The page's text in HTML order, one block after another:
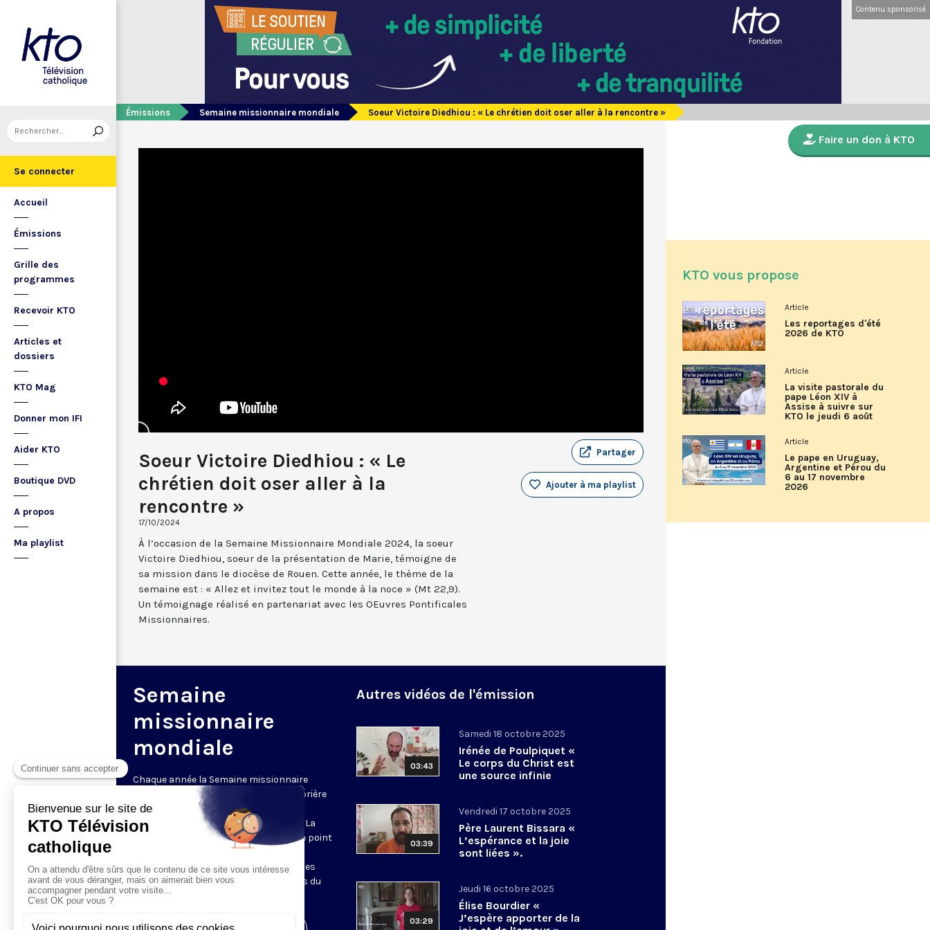
Se connecter
Accueil
Émissions
Grille des
programmes
Recevoir KTO
Articles et
dossiers
KTO Mag
Donner mon IFI
Aider KTO
Boutique DVD
A propos
Ma playlist
Contenu sponsorisé
Émissions Semaine missionnaire mondiale Soeur Victoire Diedhiou : « Le chrétien doit oser aller à la rencontre »
Soeur Victoire Diedhiou : « Le
chrétien doit oser aller à la
rencontre »
17/10/2024
Partager
Ajouter à ma playlist
À l’occasion de la Semaine Missionnaire Mondiale 2024, la soeur
Victoire Diedhiou, soeur de la présentation de Marie, témoigne de
sa mission dans le diocèse de Rouen. Cette année, le thème de la
semaine est : « Allez et invitez tout le monde à la noce » (Mt 22,9).
Un témoignage réalisé en partenariat avec les OEuvres Pontificales
Missionnaires.
Semaine
missionnaire
mondiale
Chaque année la Semaine missionnaire
mondiale appelle les catholiques à la prière
et au partage, pour soutenir la vie et la
mission des Églises locales du monde. La
quête du Dimanche de la Mission est le point
culminant de la Semaine missionnaire
mondiale. KTO vous invite à découvrir des
témoins de la mission aux quatre coins du
monde.
Autres vidéos de l'émission
03:43
Samedi 18 octobre 2025
Irénée de Poulpiquet «
Le corps du Christ est
une source infinie
d’espérance »
03:39
Vendredi 17 octobre 2025
Père Laurent Bissara «
L’espérance et la joie
sont liées ».
03:29
Jeudi 16 octobre 2025
Élise Bourdier «
J’espère apporter de la
Faire un don à KTO
KTO vous propose
Article
Les reportages d'été
2026 de KTO
Article
La visite pastorale du
pape Léon XIV à
Assise à suivre sur
KTO le jeudi 6 août
Article
Le pape en Uruguay,
Argentine et Pérou du
6 au 17 novembre
2026